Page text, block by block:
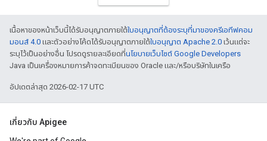
เนื้อหาของหน้าเว็บนี้ได้รับอนุญาตภายใต้ใบอนุญาตที่ต้องระบุที่มาของครีเอทีฟคอม
มอนส์ 4.0 และตัวอย่างโค้ดได้รับอนุญาตภายใต้ใบอนุญาต Apache 2.0 เว้นแต่จะ
ระบุไว้เป็นอย่างอื่น โปรดดูรายละเอียดที่นโยบายเว็บไซต์ Google Developers
Java เป็นเครื่องหมายการค้าจดทะเบียนของ Oracle และ/หรือบริษัทในเครือ
อัปเดตล่าสุด 2026-02-17 UTC
เกี่ยวกับ Apigee